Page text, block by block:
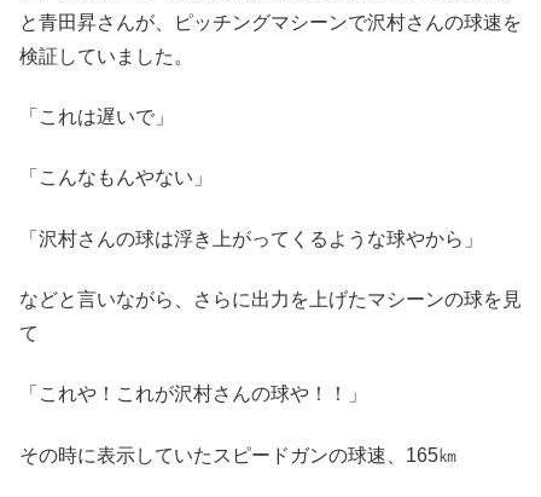
と青田昇さんが、ピッチングマシーンで沢村さんの球速を
検証していました。
「これは遅いで」
「こんなもんやない」
「沢村さんの球は浮き上がってくるような球やから」
などと言いながら、さらに出力を上げたマシーンの球を見
て
「これや！これが沢村さんの球や！！」
その時に表示していたスピードガンの球速、165㎞